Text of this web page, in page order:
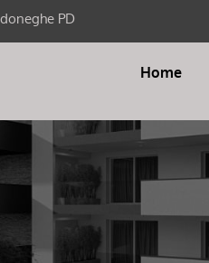
PD
Home